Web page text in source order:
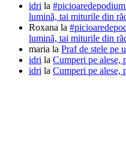
idri la
lumină, tai miturile din
Roxana la
lumină, tai miturile din
maria la Praf de stele pe
idri la Cumperi pe alese,
idri la Cumperi pe alese,